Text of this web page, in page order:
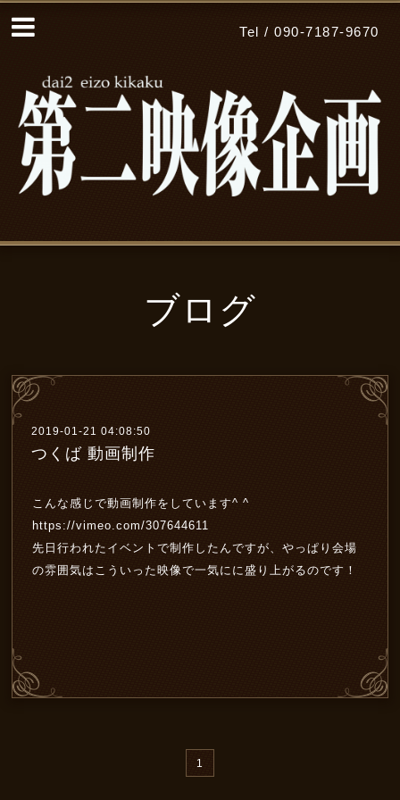
Tel / 090-7187-9670
ブログ
2019-01-21 04:08:50
つくば 動画制作
こんな感じで動画制作をしています^ ^
https://vimeo.com/307644611
先日行われたイベントで制作したんですが、やっぱり会場
の雰囲気はこういった映像で一気にに盛り上がるのです！
1